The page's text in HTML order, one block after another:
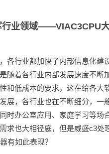
行业领域——VIAC3CPU
各行业都加快了内部信息化建
随着各行业内部发展速度不断
和低成本的要求，这在给各大
展，各行业也在不断细分，一
时办公室应用、家庭学习等场
求也大相径庭，但是威盛c3处
有如此表现？